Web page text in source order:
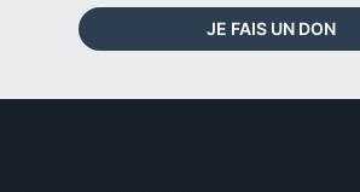
JE FAIS UN DON